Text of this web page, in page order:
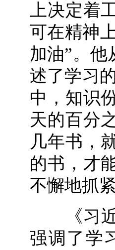
上决定着
可在精神
加油”。他
述了学习
中，知识
天的百分
几年书，
的书，才
不懈地抓
《习近
强调了学